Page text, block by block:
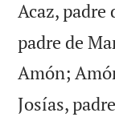
Acaz, padre
padre de
Amón;
Josías,